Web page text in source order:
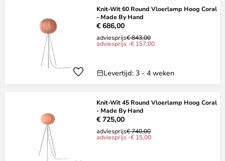
Knit-Wit 60 Round Vloerlamp Hoog Coral
- Made By Hand
€ 686,00
adviesprijs€ 843,00
adviesprijs -€ 157,00
Levertijd: 3 - 4 weken
Knit-Wit 45 Round Vloerlamp Hoog Coral
- Made By Hand
€ 725,00
adviesprijs€ 740,00
adviesprijs -€ 15,00